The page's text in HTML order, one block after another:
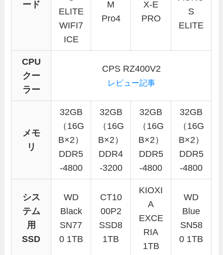
ード
ELITE
WIFI7
ICE
M
Pro4
X-E
PRO
S
ELITE
CPU
クー
ラー
CPS RZ400V2
レビュー記事
メモ
リ
32GB
（16G
B×2）
DDR5
-4800
32GB
（16G
B×2）
DDR4
-3200
32GB
（16G
B×2）
DDR5
-4800
32GB
（16G
B×2）
DDR5
-4800
シス
テム
用
SSD
WD
Black
SN77
0 1TB
CT10
00P2
SSD8
1TB
KIOXI
A
EXCE
RIA
1TB
WD
Blue
SN58
0 1TB